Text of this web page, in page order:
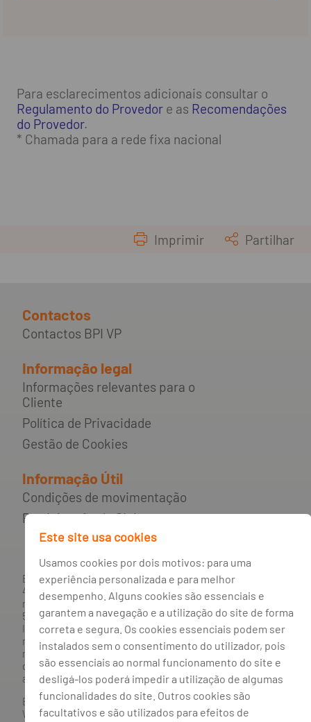
Para esclarecimentos adicionais consultar o
Regulamento do Provedore as Recomendações
do Provedor.
* Chamada para a rede fixa nacional
Imprimir Partilhar
Contactos
Contactos BPI VP
Informação legal
Informações relevantes para o
Cliente
Política de Privacidade
Gestão de Cookies
Informação Útil
Condições de movimentação
Participação de Sinistros
BANCO BPI, S.A., com sede na Avenida da Boavista, 1117,
4100-129 Porto; Capital Social: € 1 293 063 324,98; matriculada
na CRC Porto sob o número de matrícula PTIRNMJ 501 214
534, como o número de identificação fiscal 501 214 534.
Intermediário financeiro registado na CMVM com o n° 300 e
no Banco de Portugal sob o código n° 10. Agente de Seguros
n.º 419527591, registado junto da Autoridade de Supervisão
de Seguros e Fundos de Pensões em 21/01/2019, e autorizado
a exercer atividade nos Ramos de Seguro Vida e Não Vida.
Banco BPI ©. Todos os direitos reservados.
WebsiteAcessível.O Banco BPI não se responsabiliza por
Este site usa cookies
Usamos cookies por dois motivos: para uma
experiência personalizada e para melhor
desempenho. Alguns cookies são essenciais e
garantem a navegação e a utilização do site de forma
correta e segura. Os cookies essenciais podem ser
instalados sem o consentimento do utilizador, pois
são essenciais ao normal funcionamento do site e
desligá-los poderá impedir a utilização de algumas
funcionalidades do site. Outros cookies são
facultativos e são utilizados para efeitos de